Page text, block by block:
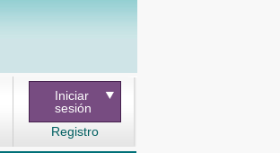
Iniciar
sesión
Registro